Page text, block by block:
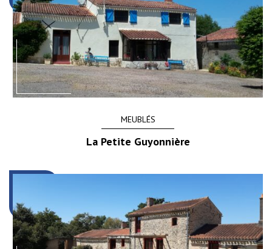
MEUBLÉS
La Petite Guyonnière